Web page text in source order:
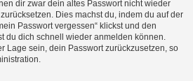
dir zwar dein altes Passwort nicht wieder
Dies machst du, indem du auf der
Passwort vergessen“ klickst und den
du dich schnell wieder anmelden können.
Lage sein, dein Passwort zurückzusetzen, so